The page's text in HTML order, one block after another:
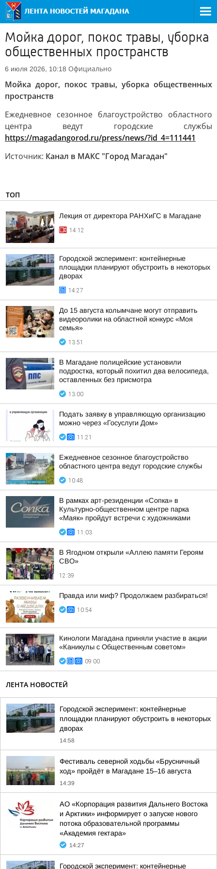
Мойка дорог, покос травы, уборка
общественных пространств
6 июля 2026, 10:18 Официально
Мойка дорог, покос травы, уборка общественных
пространств
Ежедневное сезонное благоустройство областного
центра ведут городские службы
https://magadangorod.ru/press/news/?id_4=111441
Источник: Канал в МАКС "Город Магадан"
ТОП
Лекция от директора РАНХиГС в Магадане
14:12
Городской эксперимент: контейнерные
площадки планируют обустроить в некоторых
дворах
14:27
До 15 августа колымчане могут отправить
видеоролики на областной конкурс «Моя
семья»
13:51
В Магадане полицейские установили
подростка, который похитил два велосипеда,
оставленных без присмотра
13:00
Подать заявку в управляющую организацию
можно через «Госуслуги Дом»
11:21
Ежедневное сезонное благоустройство
областного центра ведут городские службы
10:48
В рамках арт-резиденции «Сопка» в
Культурно-общественном центре парка
«Маяк» пройдут встречи с художниками
11:03
В Ягодном открыли «Аллею памяти Героям
СВО»
12:39
Правда или миф? Продолжаем разбираться!
10:54
Кинологи Магадана приняли участие в акции
«Каникулы с Общественным советом»
09:00
ЛЕНТА НОВОСТЕЙ
Городской эксперимент: контейнерные
площадки планируют обустроить в некоторых
дворах
14:58
Фестиваль северной ходьбы «Брусничный
ход» пройдёт в Магадане 15–16 августа
14:39
АО «Корпорация развития Дальнего Востока
и Арктики» информирует о запуске нового
потока образовательной программы
«Академия гектара»
14:27
Городской эксперимент: контейнерные